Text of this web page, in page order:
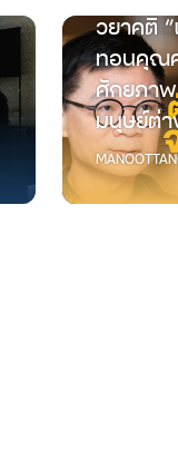
วยาคติ
ทอนคุณ
ศักยภา
มนุษย์ต่า